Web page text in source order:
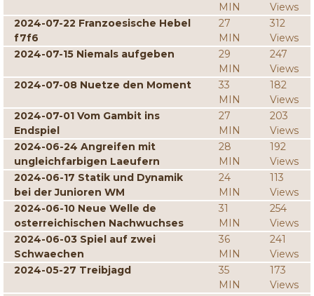
MIN
Views
2024-07-22 Franzoesische Hebel
f7f6
27
MIN
312
Views
2024-07-15 Niemals aufgeben
29
MIN
247
Views
2024-07-08 Nuetze den Moment
33
MIN
182
Views
2024-07-01 Vom Gambit ins
Endspiel
27
MIN
203
Views
2024-06-24 Angreifen mit
ungleichfarbigen Laeufern
28
MIN
192
Views
2024-06-17 Statik und Dynamik
bei der Junioren WM
24
MIN
113
Views
2024-06-10 Neue Welle de
osterreichischen Nachwuchses
31
MIN
254
Views
2024-06-03 Spiel auf zwei
Schwaechen
36
MIN
241
Views
2024-05-27 Treibjagd
35
MIN
173
Views